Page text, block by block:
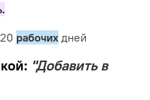
рабочих дней
"Добавить в